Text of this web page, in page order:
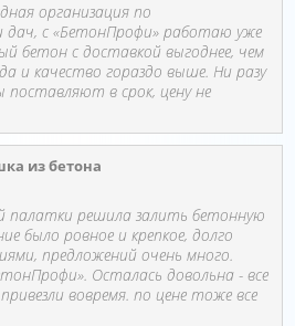
организация по
с «БетонПрофи» работаю уже
бетон с доставкой выгоднее, чем
и качество гораздо выше. Ни разу
поставляют в срок, цену не
из бетона
палатки решила залить бетонную
было ровное и крепкое, долго
предложений очень много.
Осталась довольна - все
вовремя. по цене тоже все